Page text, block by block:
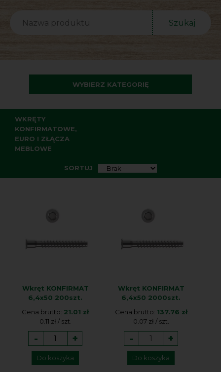
WYBIERZ KATEGORIĘ
Szukaj
WKRĘTY
KONFIRMATOWE,
EURO I ZŁĄCZA
MEBLOWE
SORTUJ
Wkręt KONFIRMAT
6,4x50 200szt.
Cena brutto: 21.01 zł
0.11 zł / szt.
- +
Do koszyka
Wkręt KONFIRMAT
6,4x50 2000szt.
Cena brutto: 137.76 zł
0.07 zł / szt.
- +
Do koszyka